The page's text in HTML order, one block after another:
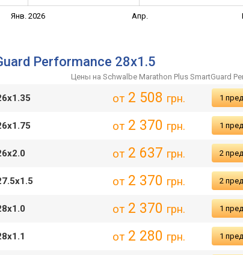
Янв. 2026 Апр.
Performance 28x1.5
Цены на Schwalbe Marathon Plus SmartGuard
от2 508 грн. 1
от2 370 грн. 1
от2 637 грн. 2
от2 370 грн. 2
от2 370 грн. 1
от2 280 грн. 1